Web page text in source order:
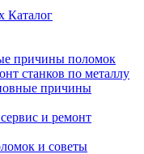
Каталог
причины поломок
станков по металлу
причины
и ремонт
и советы